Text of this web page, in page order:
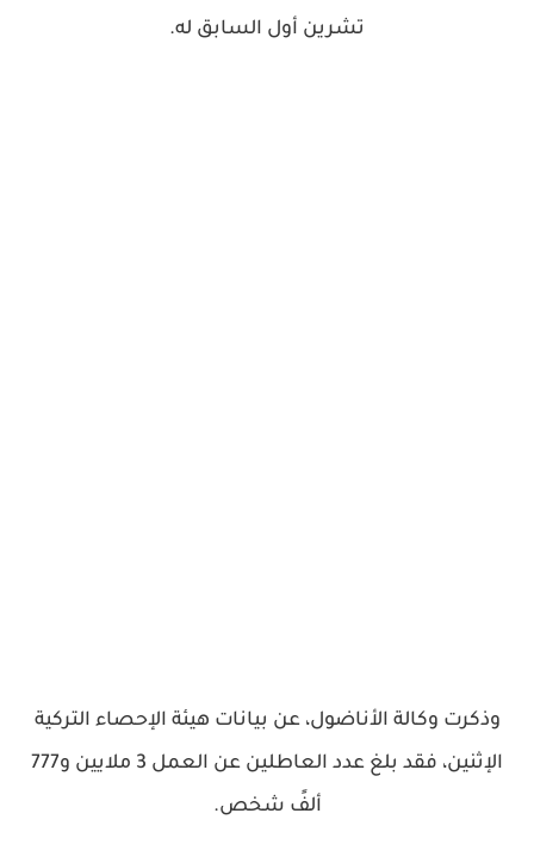
تشرين أول السابق له.
وذكرت وكالة الأناضول، عن بيانات هيئة الإحصاء التركية
الإثنين، فقد بلغ عدد العاطلين عن العمل 3 ملايين و777
ألفً شخص.